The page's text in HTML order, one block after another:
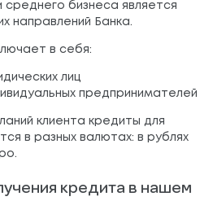
бизнеса является
направлений Банка.
в себя:
лиц
предпринимателей
клиента кредиты для
в разных валютах: в рублях
кредита в нашем